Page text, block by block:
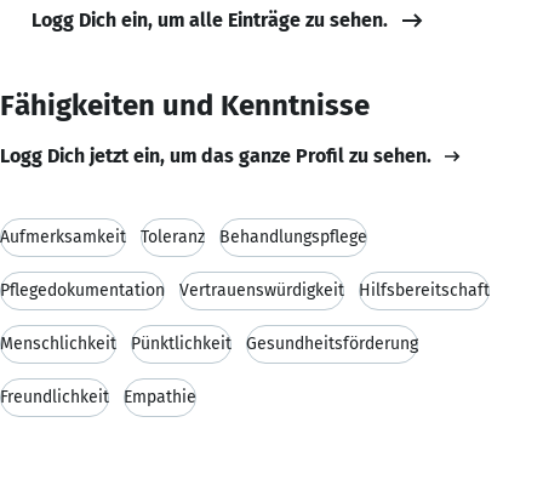
Logg Dich ein, um alle Einträge zu sehen.
Fähigkeiten und Kenntnisse
Logg Dich jetzt ein, um das ganze Profil zu sehen.
Aufmerksamkeit Toleranz Behandlungspflege
Pflegedokumentation Vertrauenswürdigkeit Hilfsbereitschaft
Menschlichkeit Pünktlichkeit Gesundheitsförderung
Freundlichkeit Empathie